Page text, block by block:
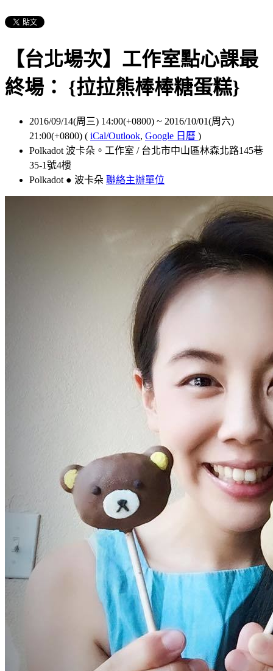
【台北場次】工作室點心課最
終場： {拉拉熊棒棒糖蛋糕}
2016/09/14(周三) 14:00(+0800) ~ 2016/10/01(周六)
21:00(+0800) ( iCal/Outlook, Google 日曆 )
Polkadot 波卡朵。工作室 / 台北市中山區林森北路145巷
35-1號4樓
Polkadot ● 波卡朵 聯絡主辦單位